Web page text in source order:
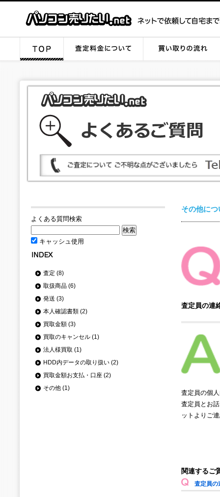
その他に
査定員の連
査定員の個
査定員とお
ットよりご
関連するご
査定員の
よくある質問検索
キャッシュ使用
査定 (8)
取扱商品 (6)
発送 (3)
本人確認書類 (2)
買取金額 (3)
買取のキャンセル (1)
法人様買取 (1)
HDD内データの取り扱い (2)
買取金額お支払・口座 (2)
その他 (1)